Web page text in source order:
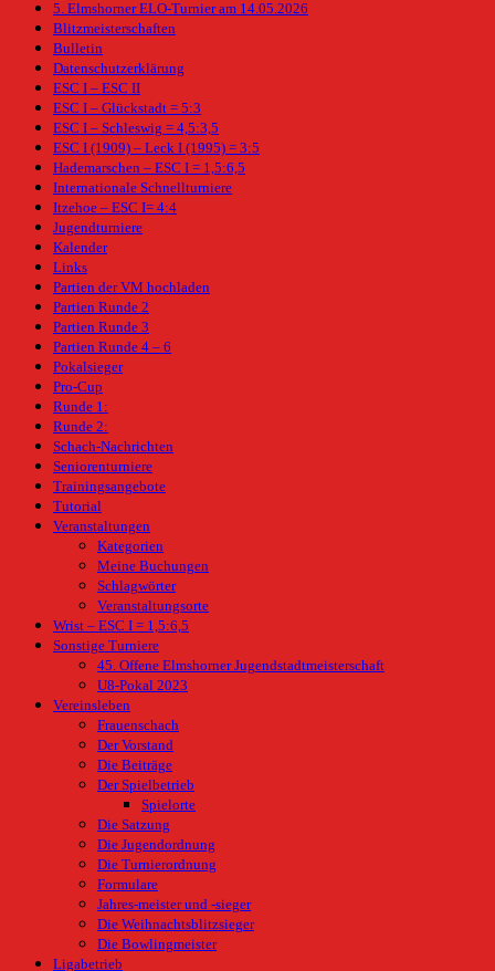
5. Elmshorner ELO-Turnier am 14.05.2026
Blitzmeisterschaften
Bulletin
Datenschutzerklärung
ESC I – ESC II
ESC I – Glückstadt = 5:3
ESC I – Schleswig = 4,5:3,5
ESC I (1909) – Leck I (1995) = 3:5
Hademarschen – ESC I = 1,5:6,5
Internationale Schnellturniere
Itzehoe – ESC I= 4:4
Jugendturniere
Kalender
Links
Partien der VM hochladen
Partien Runde 2
Partien Runde 3
Partien Runde 4 – 6
Pokalsieger
Pro-Cup
Runde 1:
Runde 2:
Schach-Nachrichten
Seniorenturniere
Trainingsangebote
Tutorial
Veranstaltungen
Kategorien
Meine Buchungen
Schlagwörter
Veranstaltungsorte
Wrist – ESC I = 1,5:6,5
Sonstige Turniere
45. Offene Elmshorner Jugendstadtmeisterschaft
U8-Pokal 2023
Vereinsleben
Frauenschach
Der Vorstand
Die Beiträge
Der Spielbetrieb
Spielorte
Die Satzung
Die Jugendordnung
Die Turnierordnung
Formulare
Jahres-meister und -sieger
Die Weihnachtsblitzsieger
Die Bowlingmeister
Ligabetrieb